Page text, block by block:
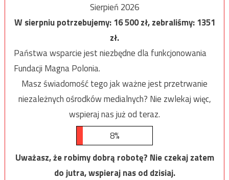
Sierpień 2026
W sierpniu potrzebujemy:16 500zł, zebraliśmy:1351
zł.
Państwa wsparcie jest niezbędne dla funkcjonowania
Fundacji Magna Polonia.
Masz świadomość tego jak ważne jest przetrwanie
niezależnych ośrodków medialnych? Nie zwlekaj więc,
wspieraj nas już od teraz.
8%
Uważasz, że robimy dobrą robotę? Nie czekaj zatem
do jutra, wspieraj nas od dzisiaj.